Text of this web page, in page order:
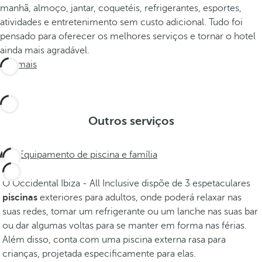
manhã, almoço, jantar, coquetéis, refrigerantes, esportes,
atividades e entretenimento sem custo adicional. Tudo foi
pensado para oferecer os melhores serviços e tornar o hotel
ainda mais agradável.
Ver mais
Outros serviços
Equipamento de piscina e família
O Occidental Ibiza - All Inclusive dispõe de 3 espetaculares
piscinas exteriores para adultos, onde poderá relaxar nas
suas redes, tomar um refrigerante ou um lanche nas suas bar
ou dar algumas voltas para se manter em forma nas férias.
Além disso, conta com uma piscina externa rasa para
crianças, projetada especificamente para elas.